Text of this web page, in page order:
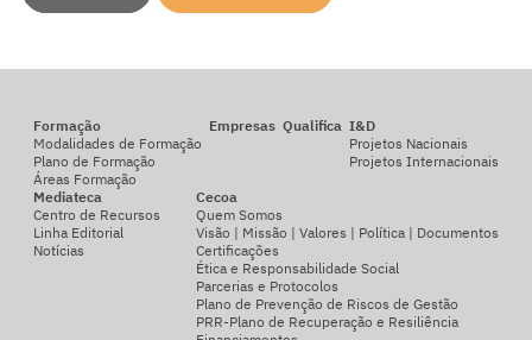
Formação
Modalidades de Formação
Plano de Formação
Áreas Formação
Empresas Qualifica I&D
Projetos Nacionais
Projetos Internacionais
Mediateca
Centro de Recursos
Linha Editorial
Notícias
Cecoa
Quem Somos
Visão | Missão | Valores | Política | Documentos
Certificações
Ética e Responsabilidade Social
Parcerias e Protocolos
Plano de Prevenção de Riscos de Gestão
PRR-Plano de Recuperação e Resiliência